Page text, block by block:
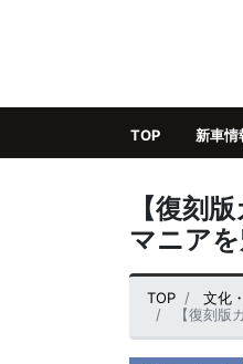
TOP 新車情
【復刻
マニア
TOP 文化
【復刻版